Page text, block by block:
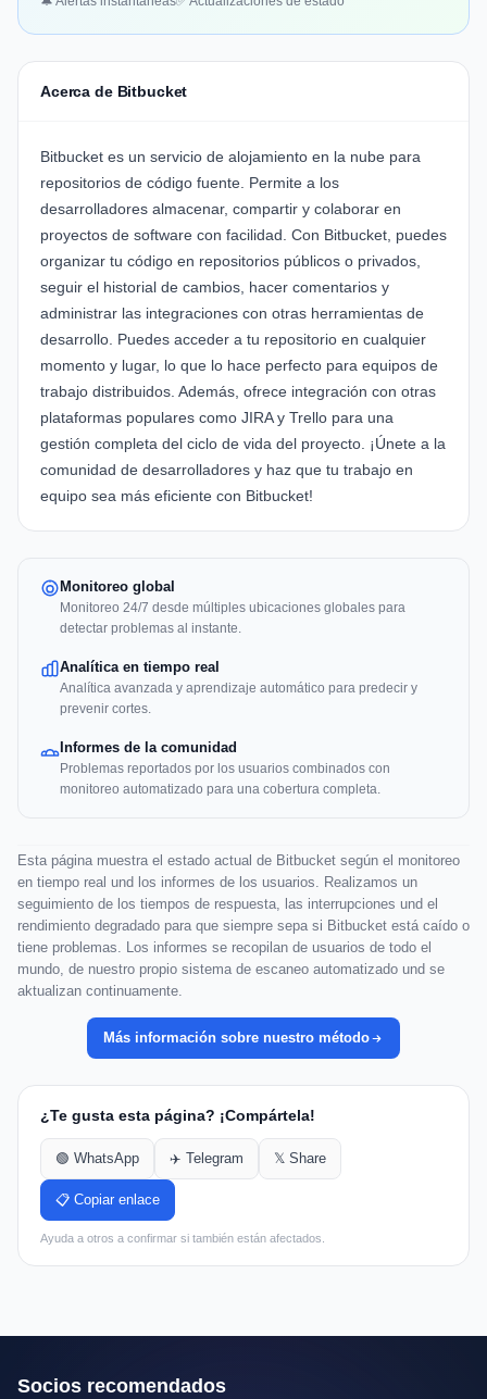
Acerca de Bitbucket
Bitbucket es un servicio de alojamiento en la nube para
repositorios de código fuente. Permite a los
desarrolladores almacenar, compartir y colaborar en
proyectos de software con facilidad. Con Bitbucket, puedes
organizar tu código en repositorios públicos o privados,
seguir el historial de cambios, hacer comentarios y
administrar las integraciones con otras herramientas de
desarrollo. Puedes acceder a tu repositorio en cualquier
momento y lugar, lo que lo hace perfecto para equipos de
trabajo distribuidos. Además, ofrece integración con otras
plataformas populares como JIRA y Trello para una
gestión completa del ciclo de vida del proyecto. ¡Únete a la
comunidad de desarrolladores y haz que tu trabajo en
equipo sea más eficiente con Bitbucket!
Monitoreo global
Monitoreo 24/7 desde múltiples ubicaciones globales para
detectar problemas al instante.
Analítica en tiempo real
Analítica avanzada y aprendizaje automático para predecir y
prevenir cortes.
Informes de la comunidad
Problemas reportados por los usuarios combinados con
monitoreo automatizado para una cobertura completa.
Esta página muestra el estado actual de Bitbucket según el monitoreo
en tiempo real und los informes de los usuarios. Realizamos un
seguimiento de los tiempos de respuesta, las interrupciones und el
rendimiento degradado para que siempre sepa si Bitbucket está caído o
tiene problemas. Los informes se recopilan de usuarios de todo el
mundo, de nuestro propio sistema de escaneo automatizado und se
aktualizan continuamente.
Más información sobre nuestro método
¿Te gusta esta página? ¡Compártela!
🟢 WhatsApp ✈️ Telegram 𝕏 Share
📋 Copiar enlace
Ayuda a otros a confirmar si también están afectados.
Socios recomendados